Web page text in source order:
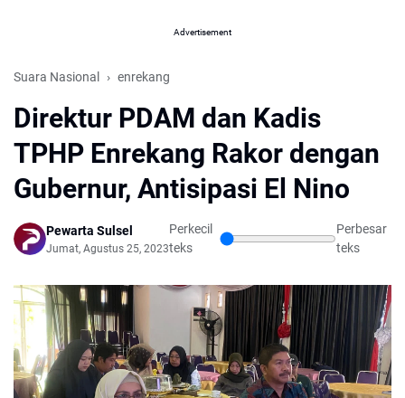
Advertisement
Suara Nasional enrekang
Direktur PDAM dan Kadis
TPHP Enrekang Rakor dengan
Gubernur, Antisipasi El Nino
Pewarta Sulsel
Jumat, Agustus 25, 2023
Perkecil
teks
Perbesar
teks